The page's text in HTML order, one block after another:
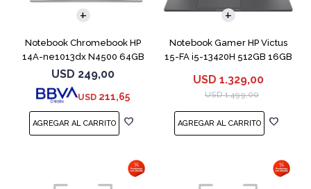
Notebook Chromebook HP
14A-ne1013dx N4500 64GB
4GB 14" Grey
USD 249,00
USD 211,65
Notebook Gamer HP Victus
15-FA i5-13420H 512GB 16GB
USD 1.329,00
USD 1.499,00